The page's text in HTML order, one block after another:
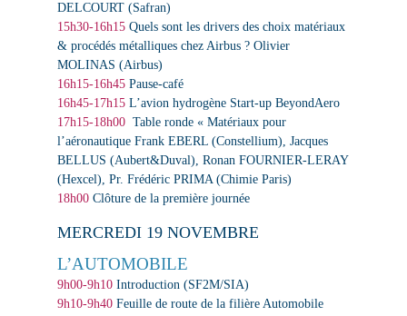
DELCOURT (Safran)
15h30-16h15Quels sont les drivers des choix matériaux
& procédés métalliques chez Airbus ?Olivier
MOLINAS (Airbus)
16h15-16h45 Pause-café
16h45-17h15L’avion hydrogèneStart-up BeyondAero
17h15-18h00 Table ronde « Matériaux pour
l’aéronautique Frank EBERL (Constellium), Jacques
BELLUS (Aubert&Duval), Ronan FOURNIER-LERAY
(Hexcel), Pr. Frédéric PRIMA (Chimie Paris)
18h00Clôture de la première journée
MERCREDI 19 NOVEMBRE
L’AUTOMOBILE
9h00-9h10Introduction (SF2M/SIA)
9h10-9h40Feuille de route de la filière Automobile